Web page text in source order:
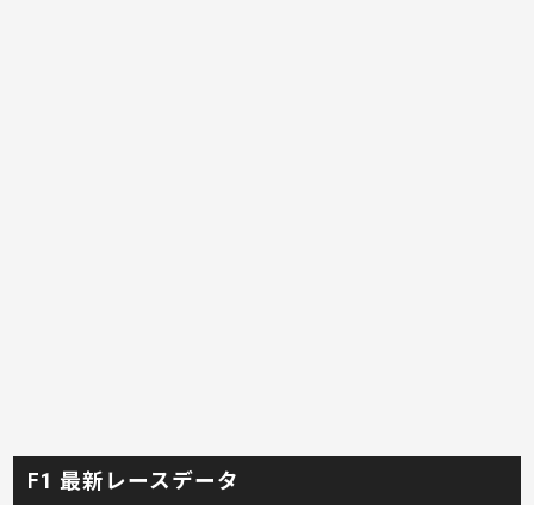
F1 最新レースデータ